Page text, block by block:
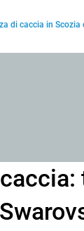
di caccia in